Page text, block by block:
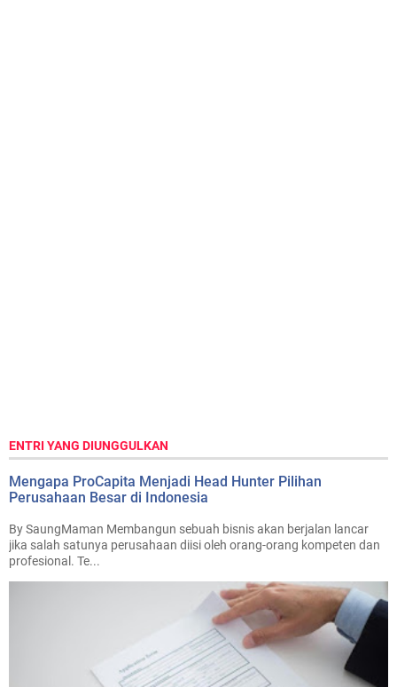
ENTRI YANG DIUNGGULKAN
Mengapa ProCapita Menjadi Head Hunter Pilihan
Perusahaan Besar di Indonesia
By SaungMaman Membangun sebuah bisnis akan berjalan lancar
jika salah satunya perusahaan diisi oleh orang-orang kompeten dan
profesional. Te...